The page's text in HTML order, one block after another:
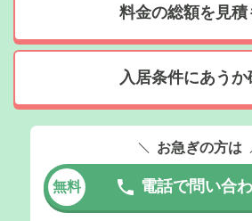
料金の総額を見積
入居条件にあうか
お急ぎの方は
無料 電話で問い合